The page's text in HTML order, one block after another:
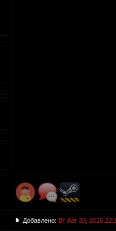
Добавлено: Вт Авг 30, 2016